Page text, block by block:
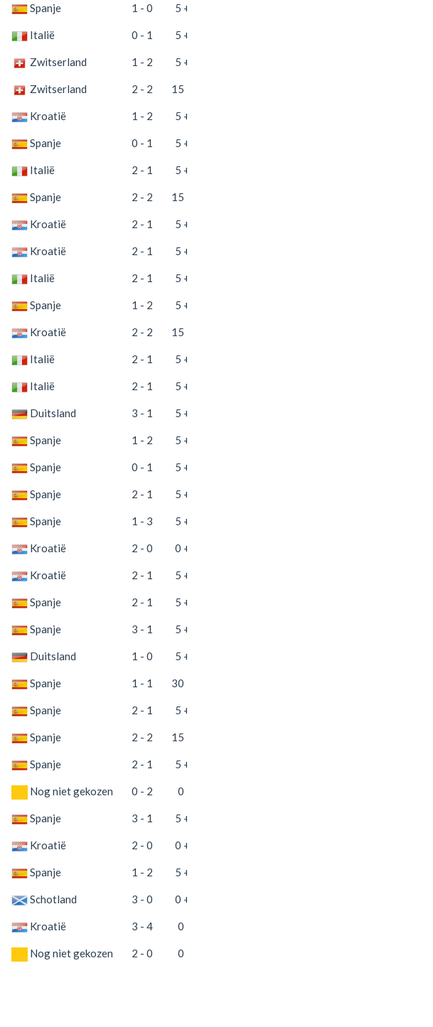
Spanje 1 - 0 5 + 35
Italië 0 - 1 5 + 25
Zwitserland 1 - 2 5 + 50
Zwitserland 2 - 2 15 + 25
Kroatië 1 - 2 5 + 25
Spanje 0 - 1 5 + 35
Italië 2 - 1 5 + 25
Spanje 2 - 2 15 + 35
Kroatië 2 - 1 5 + 25
Kroatië 2 - 1 5 + 25
Italië 2 - 1 5 + 25
Spanje 1 - 2 5 + 35
Kroatië 2 - 2 15 + 25
Italië 2 - 1 5 + 25
Italië 2 - 1 5 + 25
Duitsland 3 - 1 5 + 20
Spanje 1 - 2 5 + 10
Spanje 0 - 1 5 + 35
Spanje 2 - 1 5 + 35
Spanje 1 - 3 5 + 10
Kroatië 2 - 0 0 + 25
Kroatië 2 - 1 5 + 25
Spanje 2 - 1 5 + 35
Spanje 3 - 1 5 + 35
Duitsland 1 - 0 5 + 20
Spanje 1 - 1 30 + 35
Spanje 2 - 1 5 + 35
Spanje 2 - 2 15 + 20
Spanje 2 - 1 5 + 20
Nog niet gekozen 0 - 2 0 + 0
Spanje 3 - 1 5 + 35
Kroatië 2 - 0 0 + 25
Spanje 1 - 2 5 + 20
Schotland 3 - 0 0 + 10
Kroatië 3 - 4 0 + 0
Nog niet gekozen 2 - 0 0 + 0